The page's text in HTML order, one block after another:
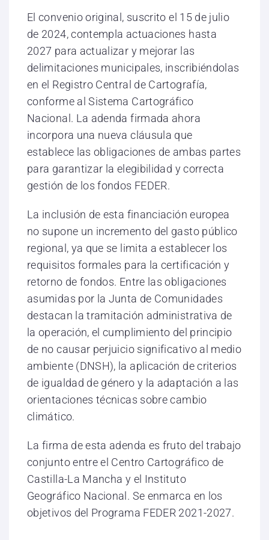
El convenio original, suscrito el 15 de julio
de 2024, contempla actuaciones hasta
2027 para actualizar y mejorar las
delimitaciones municipales, inscribiéndolas
en el Registro Central de Cartografía,
conforme al Sistema Cartográfico
Nacional. La adenda firmada ahora
incorpora una nueva cláusula que
establece las obligaciones de ambas partes
para garantizar la elegibilidad y correcta
gestión de los fondos FEDER.
La inclusión de esta financiación europea
no supone un incremento del gasto público
regional, ya que se limita a establecer los
requisitos formales para la certificación y
retorno de fondos. Entre las obligaciones
asumidas por la Junta de Comunidades
destacan la tramitación administrativa de
la operación, el cumplimiento del principio
de no causar perjuicio significativo al medio
ambiente (DNSH), la aplicación de criterios
de igualdad de género y la adaptación a las
orientaciones técnicas sobre cambio
climático.
La firma de esta adenda es fruto del trabajo
conjunto entre el Centro Cartográfico de
Castilla-La Mancha y el Instituto
Geográfico Nacional. Se enmarca en los
objetivos del Programa FEDER 2021-2027.